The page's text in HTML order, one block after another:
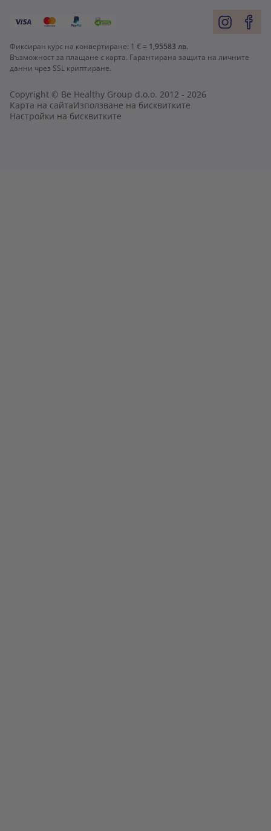
Фиксиран курс на конвертиране: 1 € = 1,95583 лв.
Възможност за плащане с карта. Гарантирана защита на личните
данни чрез SSL криптиране.
Copyright © Be Healthy Group d.o.o. 2012 - 2026
Карта на сайтаИзползване на бисквитките
Настройки на бисквитките